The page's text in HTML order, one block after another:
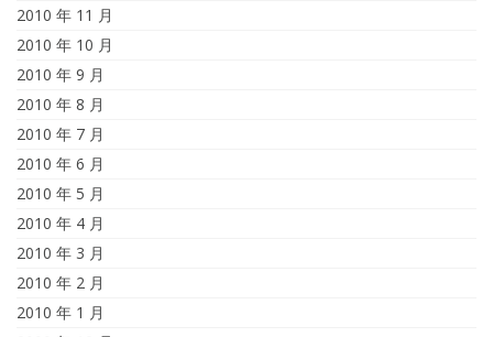
2010 年 11 月
2010 年 10 月
2010 年 9 月
2010 年 8 月
2010 年 7 月
2010 年 6 月
2010 年 5 月
2010 年 4 月
2010 年 3 月
2010 年 2 月
2010 年 1 月